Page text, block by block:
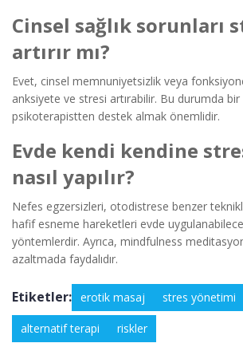
Cinsel sağlık sorunları
artırır mı?
Evet, cinsel memnuniyetsizlik veya
anksiyete ve stresi artırabilir. Bu durumda
psikoterapistten destek almak önemlidir.
Evde kendi kendine
nasıl yapılır?
Nefes egzersizleri, otodistrese benzer
hafif esneme hareketleri evde
yöntemlerdir. Ayrıca, mindfulness
azaltmada faydalıdır.
Etiketler: erotik masaj stres yönetimi
alternatif terapi riskler